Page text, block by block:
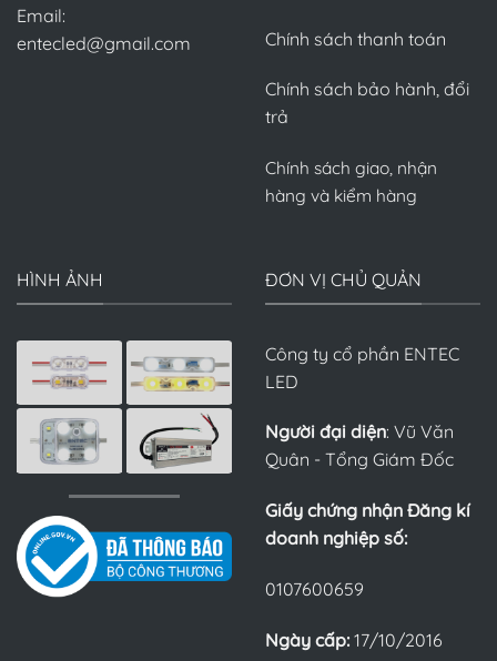
Email:
entecled@gmail.com
Chính sách thanh toán
Chính sách bảo hành, đổi
trả
Chính sách giao, nhận
hàng và kiểm hàng
HÌNH ẢNH ĐƠN VỊ CHỦ QUẢN
Công ty cổ phần ENTEC
LED
Người đại diện: Vũ Văn
Quân - Tổng Giám Đốc
Giấy chứng nhận Đăng kí
doanh nghiệp số:
0107600659
Ngày cấp: 17/10/2016